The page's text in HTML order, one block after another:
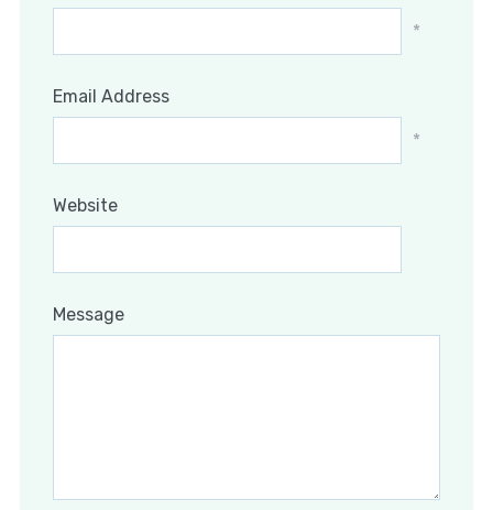
*
Email Address
*
Website
Message